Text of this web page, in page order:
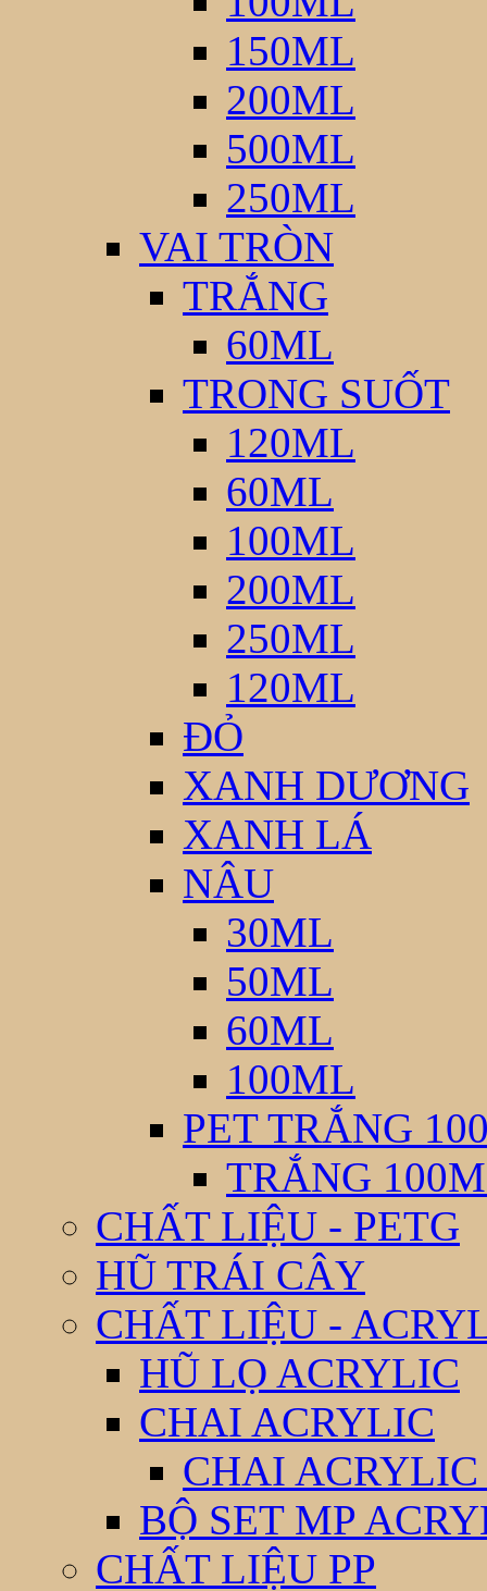
150ML
200ML
500ML
250ML
VAI TRÒN
TRẮNG
60ML
TRONG SUỐT
120ML
60ML
100ML
200ML
250ML
120ML
ĐỎ
XANH DƯƠNG
XANH LÁ
NÂU
30ML
50ML
60ML
100ML
PET TRẮNG
TRẮNG
CHẤT LIỆU - PETG
HŨ TRÁI CÂY
CHẤT LIỆU -
HŨ LỌ ACRYLIC
CHAI ACRYLIC
CHAI ACRYLIC
BỘ SET MP
CHẤT LIỆU PP